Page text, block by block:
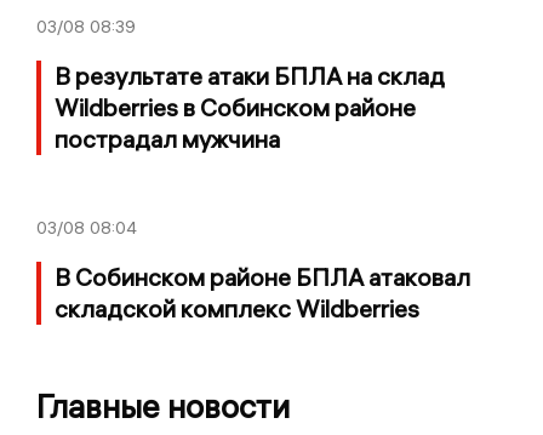
03/08 08:39
В результате атаки БПЛА на склад
Wildberries в Собинском районе
пострадал мужчина
03/08 08:04
В Собинском районе БПЛА атаковал
складской комплекс Wildberries
Главные новости